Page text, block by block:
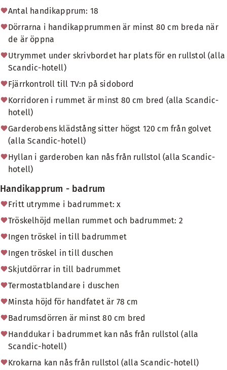
Antal handikapprum: 18
Dörrarna i handikapprummen är minst 80 cm breda när
de är öppna
Utrymmet under skrivbordet har plats för en rullstol (alla
Scandic-hotell)
Fjärrkontroll till TV:n på sidobord
Korridoren i rummet är minst 80 cm bred (alla Scandic-
hotell)
Garderobens klädstång sitter högst 120 cm från golvet
(alla Scandic-hotell)
Hyllan i garderoben kan nås från rullstol (alla Scandic-
hotell)
Handikapprum - badrum
Fritt utrymme i badrummet: x
Tröskelhöjd mellan rummet och badrummet: 2
Ingen tröskel in till badrummet
Ingen tröskel in till duschen
Skjutdörrar in till badrummet
Termostatblandare i duschen
Minsta höjd för handfatet är 78 cm
Badrumsdörren är minst 80 cm bred
Handdukar i badrummet kan nås från rullstol (alla
Scandic-hotell)
Krokarna kan nås från rullstol (alla Scandic-hotell)